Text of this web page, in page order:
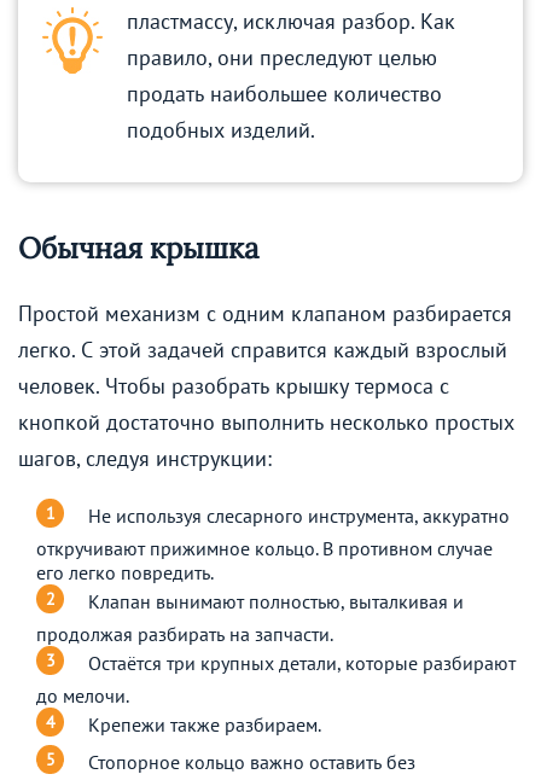
пластмассу, исключая разбор. Как
правило, они преследуют целью
продать наибольшее количество
подобных изделий.
Обычная крышка
Простой механизм с одним клапаном разбирается
легко. С этой задачей справится каждый взрослый
человек. Чтобы разобрать крышку термоса с
кнопкой достаточно выполнить несколько простых
шагов, следуя инструкции:
Не используя слесарного инструмента, аккуратно
откручивают прижимное кольцо. В противном случае
его легко повредить.
Клапан вынимают полностью, выталкивая и
продолжая разбирать на запчасти.
Остаётся три крупных детали, которые разбирают
до мелочи.
Крепежи также разбираем.
Стопорное кольцо важно оставить без